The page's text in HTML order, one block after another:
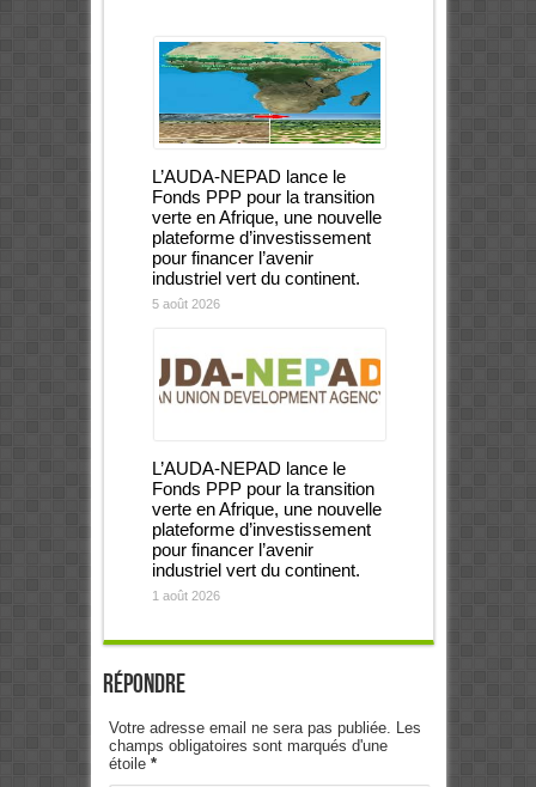
L’AUDA-NEPAD lance le
Fonds PPP pour la transition
verte en Afrique, une nouvelle
plateforme d’investissement
pour financer l’avenir
industriel vert du continent.
5 août 2026
L’AUDA-NEPAD lance le
Fonds PPP pour la transition
verte en Afrique, une nouvelle
plateforme d’investissement
pour financer l’avenir
industriel vert du continent.
1 août 2026
Répondre
Votre adresse email ne sera pas publiée. Les
champs obligatoires sont marqués d'une
étoile *